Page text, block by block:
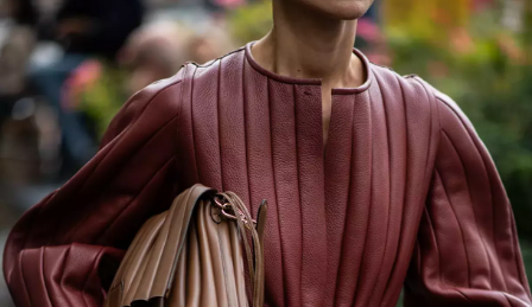
NEWSLETTER
ODESLAT